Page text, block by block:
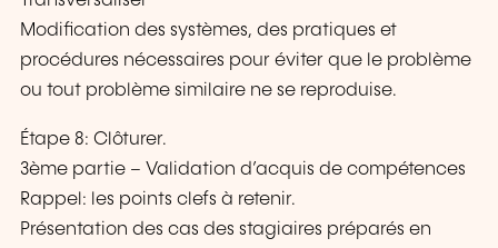
Modification des systèmes, des pratiques et
procédures nécessaires pour éviter que le problème
ou tout problème similaire ne se reproduise.
Étape 8: Clôturer.
3ème partie – Validation d’acquis de compétences
Rappel: les points clefs à retenir.
Présentation des cas des stagiaires préparés en